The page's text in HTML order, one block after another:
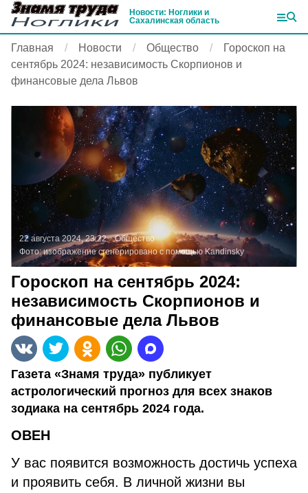
Новости: Ноглики и
Сахалинская область
Главная Новости Общество
Гороскоп на
сентябрь 2024: независимость Скорпионов и
финансовые дела Львов
22 августа 2024, 23:22
Общество
Фото:изображение сгенерировано с помощью Kandinsky
Гороскоп на сентябрь 2024:
независимость Скорпионов и
финансовые дела Львов
Газета «Знамя труда» публикует
астрологический прогноз для всех знаков
зодиака на сентябрь 2024 года.
ОВЕН
У вас появится возможность достичь успеха
и проявить себя. В личной жизни вы